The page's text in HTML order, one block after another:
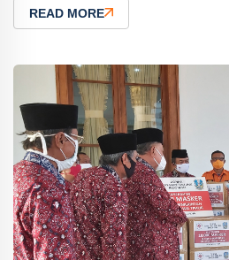
READ MORE